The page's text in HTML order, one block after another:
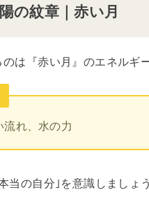
の紋章｜赤い月
は『赤い月』のエネルギ
流れ、水の力
当の自分｣を意識しましょう